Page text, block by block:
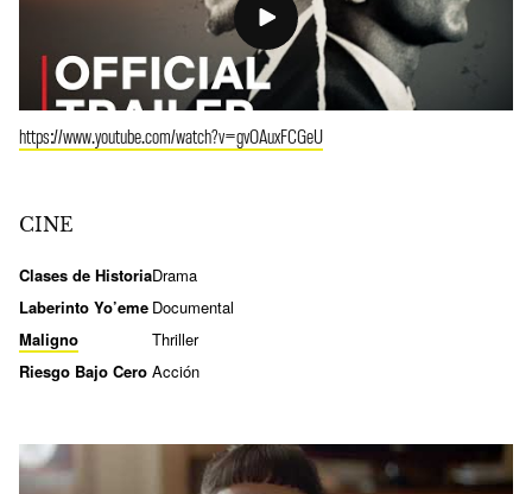
https://www.youtube.com/watch?v=gvOAuxFCGeU
CINE
Clases de HistoriaDrama
Laberinto Yo’eme Documental
Maligno
Thriller
Riesgo Bajo Cero Acción